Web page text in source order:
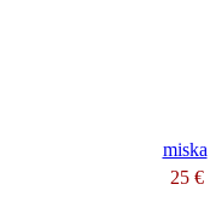
miska
25 €